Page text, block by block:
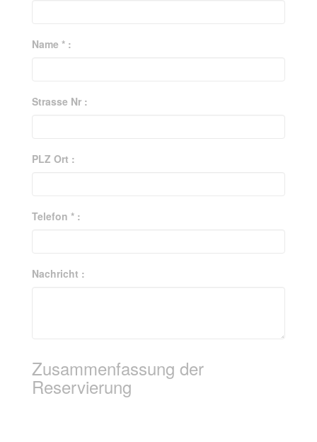
Name * :
Strasse Nr :
PLZ Ort :
Telefon * :
Nachricht :
Zusammenfassung der
Reservierung